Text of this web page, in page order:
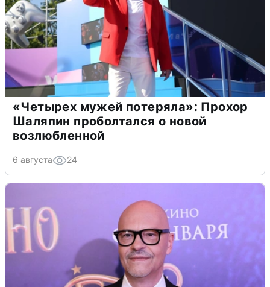
«Четырех мужей потеряла»: Прохор
Шаляпин проболтался о новой
возлюбленной
6 августа 24